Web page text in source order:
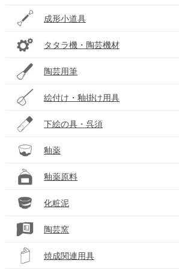
成形小道具
タタラ機・陶芸機材
陶芸用筆
絵付け・釉掛け用具
下絵の具・呉須
釉薬
釉薬原料
化粧泥
陶芸窯
焼成関連用具